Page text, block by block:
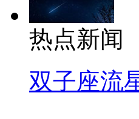
热点新闻
双子座流